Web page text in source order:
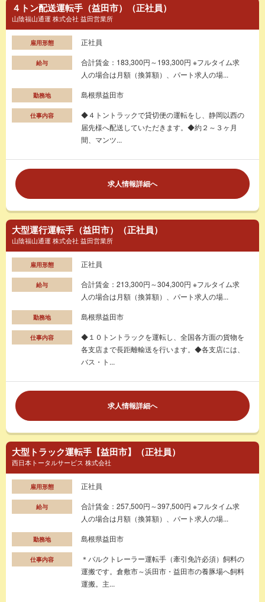
４トン配送運転手（益田市）（正社員）
山陰福山通運 株式会社 益田営業所
雇用形態 正社員
給与
合計賃金：183,300円～193,300円 ※フルタイム求
人の場合は月額（換算額）、パート求人の場...
勤務地 島根県益田市
仕事内容
◆４トントラックで貸切便の運転をし、静岡以西の
届先様へ配送していただきます。◆約２～３ヶ月
間、マンツ...
求人情報詳細へ
大型運行運転手（益田市）（正社員）
山陰福山通運 株式会社 益田営業所
雇用形態 正社員
給与
合計賃金：213,300円～304,300円 ※フルタイム求
人の場合は月額（換算額）、パート求人の場...
勤務地 島根県益田市
仕事内容
◆１０トントラックを運転し、全国各方面の貨物を
各支店まで長距離輸送を行います。◆各支店には、
バス・ト...
求人情報詳細へ
大型トラック運転手【益田市】（正社員）
西日本トータルサービス 株式会社
雇用形態 正社員
給与
合計賃金：257,500円～397,500円 ※フルタイム求
人の場合は月額（換算額）、パート求人の場...
勤務地 島根県益田市
仕事内容
＊バルクトレーラー運転手（牽引免許必須）飼料の
運搬です。倉敷市～浜田市・益田市の養豚場へ飼料
運搬。主...